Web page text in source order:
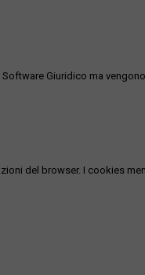
Giuridico ma
del browser. I cookies